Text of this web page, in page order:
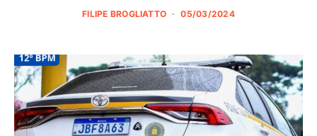
FILIPE BROGLIATTO 05/03/2024